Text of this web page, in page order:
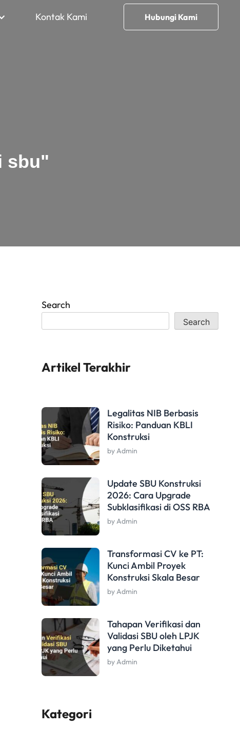
Kontak Kami Hubungi Kami
sbu"
Search
Search
Artikel Terakhir
Legalitas NIB Berbasis
Risiko: Panduan KBLI
Konstruksi
by Admin
Update SBU Konstruksi
2026: Cara Upgrade
Subklasifikasi di OSS RBA
by Admin
Transformasi CV ke PT:
Kunci Ambil Proyek
Konstruksi Skala Besar
by Admin
Tahapan Verifikasi dan
Validasi SBU oleh LPJK
yang Perlu Diketahui
by Admin
Kategori